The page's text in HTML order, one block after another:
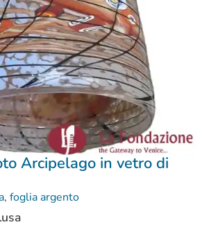
Arcipelago in vetro di
, foglia argento